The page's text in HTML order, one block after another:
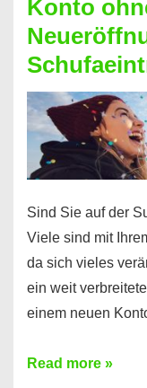
Sie
einen
Kredit
ohne
Konto
Sind Sie auf der
Viele sind mit
da sich vieles
ein weit
einem neuen
Konto
Read more »